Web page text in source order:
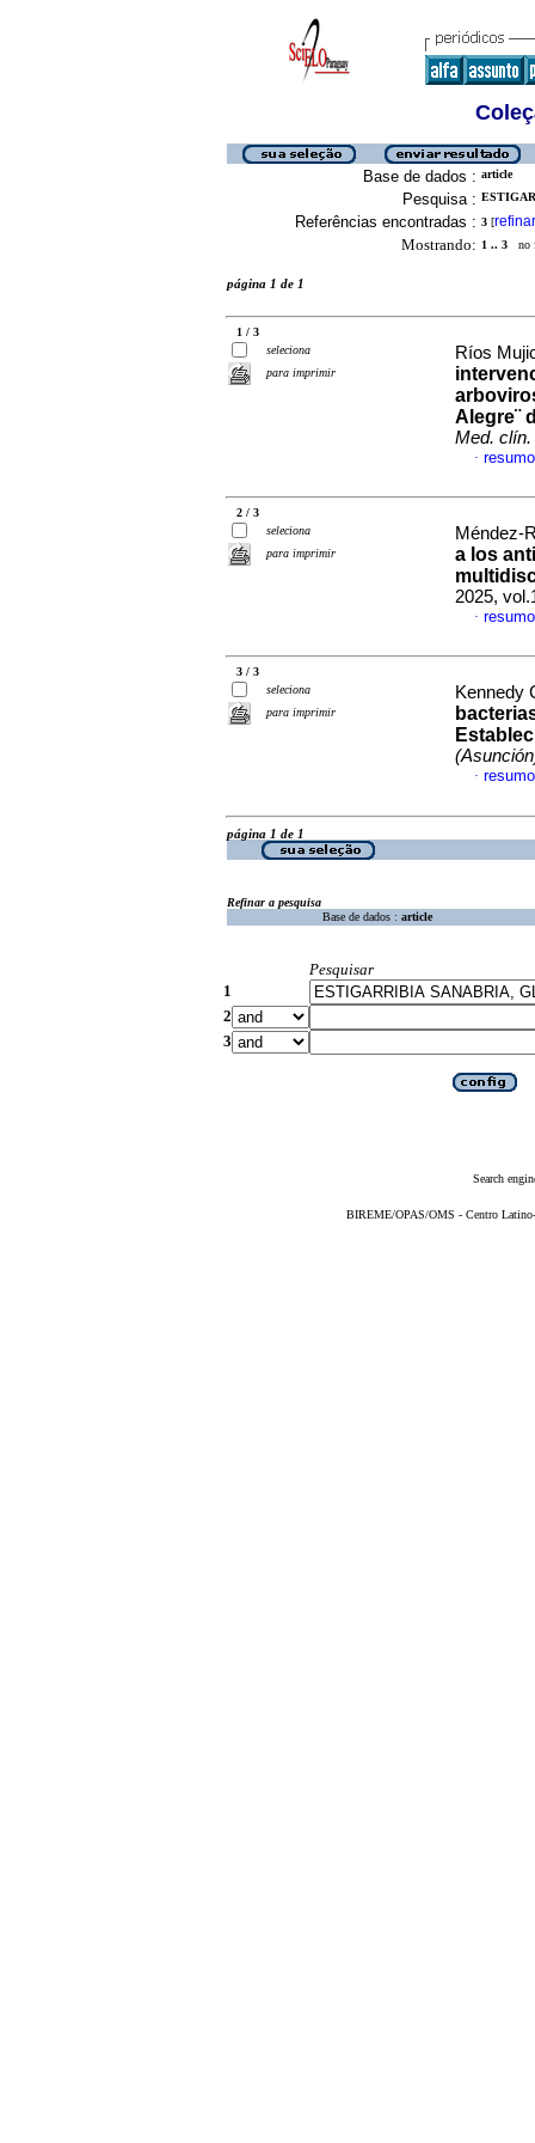
Base de dados : article
Pesquisa :
Referências encontradas : 3 [refinar
Mostrando: 1 .. 3 no
página 1 de 1
1 / 3
seleciona
para imprimir
Ríos
Alegre¨
Med.
·
2 / 3
seleciona
para imprimir
Méndez-
a los
2025,
·
3 / 3
seleciona
para imprimir
Kennedy
·
página 1 de 1
Refinar a pesquisa
Base de dados : article
Pesquisar
1
2
3
Search
BIREME/OPAS/OMS - Centro Latino-